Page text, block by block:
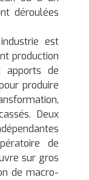
déroulées
est
production
apports de
produire
Deux
de
sur gros
de macro-